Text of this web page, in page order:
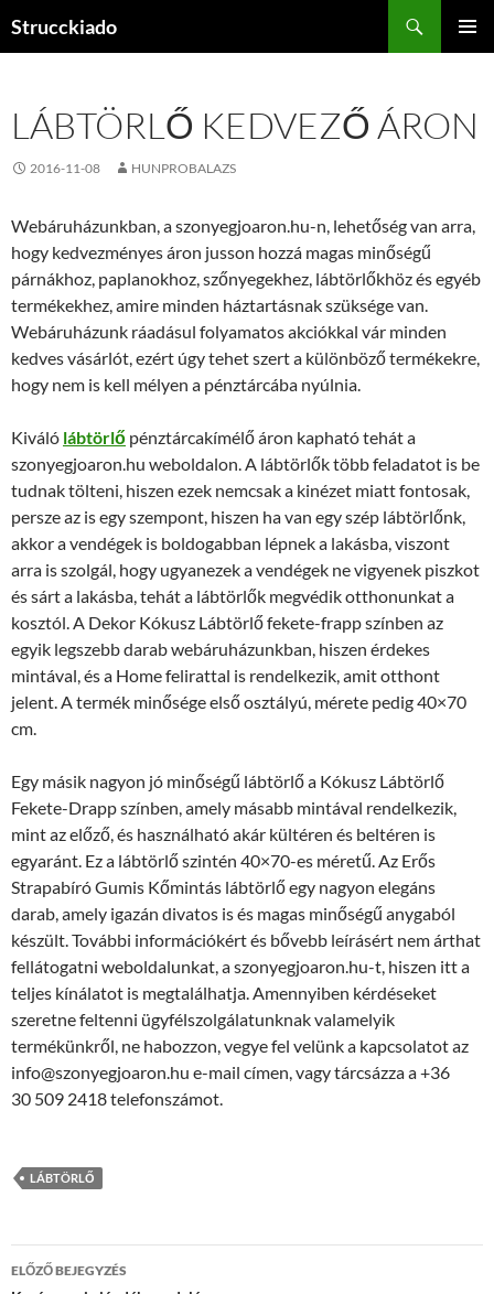
Strucckiado
LÁBTÖRLŐ KEDVEZŐ ÁRON
2016-11-08 HUNPROBALAZS
Webáruházunkban, a szonyegjoaron.hu-n, lehetőség van arra,
hogy kedvezményes áron jusson hozzá magas minőségű
párnákhoz, paplanokhoz, szőnyegekhez, lábtörlőkhöz és egyéb
termékekhez, amire minden háztartásnak szüksége van.
Webáruházunk ráadásul folyamatos akciókkal vár minden
kedves vásárlót, ezért úgy tehet szert a különböző termékekre,
hogy nem is kell mélyen a pénztárcába nyúlnia.
Kiváló lábtörlő pénztárcakímélő áron kapható tehát a
szonyegjoaron.hu weboldalon. A lábtörlők több feladatot is be
tudnak tölteni, hiszen ezek nemcsak a kinézet miatt fontosak,
persze az is egy szempont, hiszen ha van egy szép lábtörlőnk,
akkor a vendégek is boldogabban lépnek a lakásba, viszont
arra is szolgál, hogy ugyanezek a vendégek ne vigyenek piszkot
és sárt a lakásba, tehát a lábtörlők megvédik otthonunkat a
kosztól. A Dekor Kókusz Lábtörlő fekete-frapp színben az
egyik legszebb darab webáruházunkban, hiszen érdekes
mintával, és a Home felirattal is rendelkezik, amit otthont
jelent. A termék minősége első osztályú, mérete pedig 40×70
cm.
Egy másik nagyon jó minőségű lábtörlő a Kókusz Lábtörlő
Fekete-Drapp színben, amely másabb mintával rendelkezik,
mint az előző, és használható akár kültéren és beltéren is
egyaránt. Ez a lábtörlő szintén 40×70-es méretű. Az Erős
Strapabíró Gumis Kőmintás lábtörlő egy nagyon elegáns
darab, amely igazán divatos is és magas minőségű anygaból
készült. További információkért és bővebb leírásért nem árthat
fellátogatni weboldalunkat, a szonyegjoaron.hu-t, hiszen itt a
teljes kínálatot is megtalálhatja. Amennyiben kérdéseket
szeretne feltenni ügyfélszolgálatunknak valamelyik
termékünkről, ne habozzon, vegye fel velünk a kapcsolatot az
info@szonyegjoaron.hu e-mail címen, vagy tárcsázza a +36
30 509 2418 telefonszámot.
LÁBTÖRLŐ
Bejegyzések
ELŐZŐ BEJEGYZÉS